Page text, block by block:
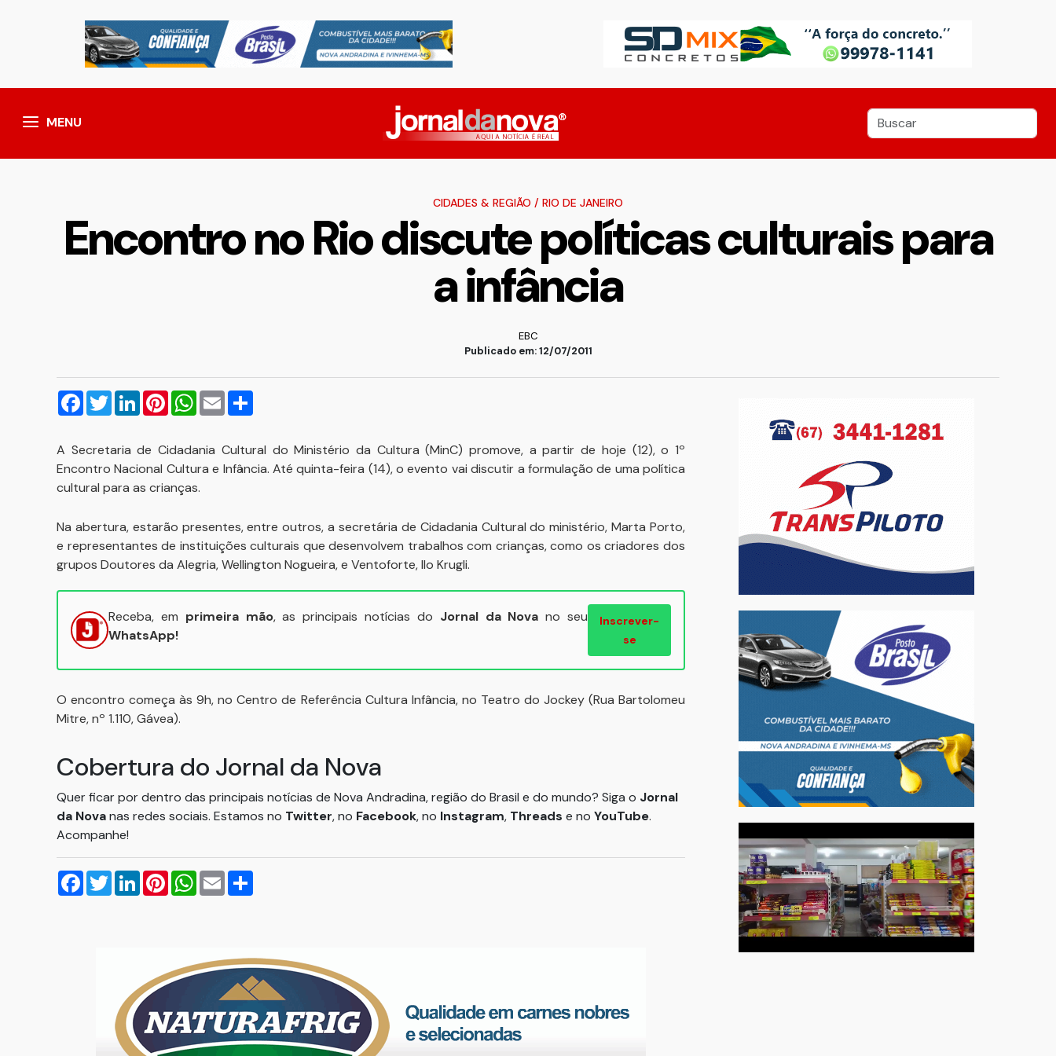
MENU
CIDADES & REGIÃO / RIO DE JANEIRO
Encontro no Rio discute políticas culturais para
a infância
EBC
Publicado em: 12/07/2011
Facebook
TwitterLinkedInPinterestWhatsApp
Email
A Secretaria de Cidadania Cultural do Ministério da Cultura (MinC) promove, a partir de hoje (12), o 1º
Encontro Nacional Cultura e Infância. Até quinta-feira (14), o evento vai discutir a formulação de uma política
cultural para as crianças.
Na abertura, estarão presentes, entre outros, a secretária de Cidadania Cultural do ministério, Marta Porto,
e representantes de instituições culturais que desenvolvem trabalhos com crianças, como os criadores dos
grupos Doutores da Alegria, Wellington Nogueira, e Ventoforte, Ilo Krugli.
Receba, em primeira mão, as principais notícias do Jornal da Nova no seu
WhatsApp!
Inscrever-
se
O encontro começa às 9h, no Centro de Referência Cultura Infância, no Teatro do Jockey (Rua Bartolomeu
Mitre, nº 1.110, Gávea).
Cobertura do Jornal da Nova
Quer ficar por dentro das principais notícias de Nova Andradina, região do Brasil e do mundo? Siga o Jornal
da Novanas redes sociais. Estamos no Twitter, no Facebook, no Instagram, Threads e no YouTube.
Acompanhe!
Facebook
TwitterLinkedInPinterestWhatsApp
Email